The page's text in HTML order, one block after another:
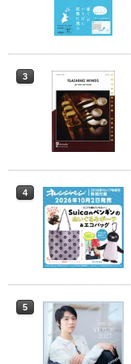
4
3
3
4
5